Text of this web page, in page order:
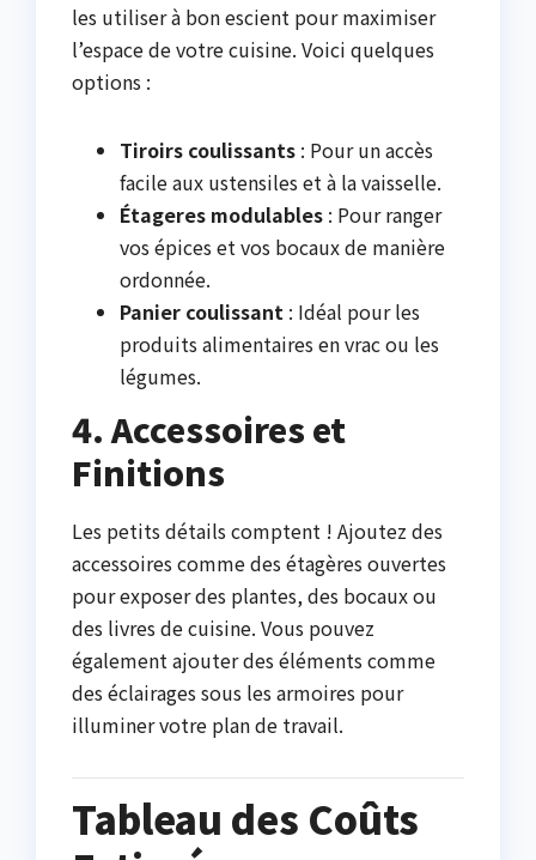
les utiliser à bon escient pour maximiser
l’espace de votre cuisine. Voici quelques
options :
Tiroirs coulissants : Pour un accès
facile aux ustensiles et à la vaisselle.
Étageres modulables : Pour ranger
vos épices et vos bocaux de manière
ordonnée.
Panier coulissant : Idéal pour les
produits alimentaires en vrac ou les
légumes.
4. Accessoires et
Finitions
Les petits détails comptent ! Ajoutez des
accessoires comme des étagères ouvertes
pour exposer des plantes, des bocaux ou
des livres de cuisine. Vous pouvez
également ajouter des éléments comme
des éclairages sous les armoires pour
illuminer votre plan de travail.
Tableau des Coûts